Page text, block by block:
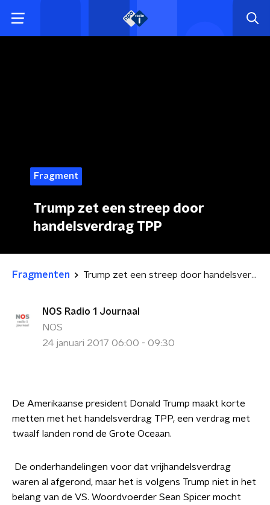
Fragment
Trump zet een streep door
handelsverdrag TPP
Fragmenten Trump zet een streep door handelsverdrag TPP
NOS Radio 1 Journaal
NOS
24 januari 2017 06:00 - 09:30
De Amerikaanse president Donald Trump maakt korte
metten met het handelsverdrag TPP, een verdrag met
twaalf landen rond de Grote Oceaan.
De onderhandelingen voor dat vrijhandelsverdrag
waren al afgerond, maar het is volgens Trump niet in het
belang van de VS. Woordvoerder Sean Spicer mocht